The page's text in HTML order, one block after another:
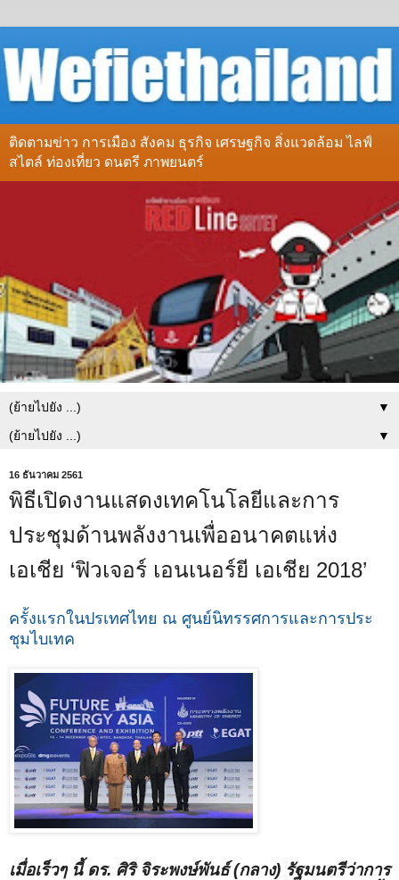
ติดตามข่าว การเมือง สังคม ธุรกิจ เศรษฐกิจ สิ่งแวดล้อม ไลฟ์
สไตล์ ท่องเที่ยว ดนตรี ภาพยนตร์
▼
▼
16 ธันวาคม 2561
พิธีเปิดงานแสดงเทคโนโลยีและการ
ประชุมด้านพลังงานเพื่ออนาคตแห่ง
เอเชีย ‘ฟิวเจอร์ เอนเนอร์ยี เอเชีย 2018’
ครั้งแรกในปรเทศไทย ณ ศูนย์นิทรรศการและการประ
ชุมไบเทค
เมื่อเร็วๆ นี้ ดร. ศิริ จิระพงษ์พันธ์(กลาง) รัฐมนตรีว่าการ